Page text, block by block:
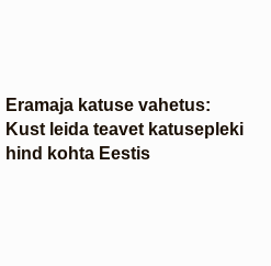
Eramaja katuse vahetus:
Kust leida teavet katusepleki
hind kohta Eestis